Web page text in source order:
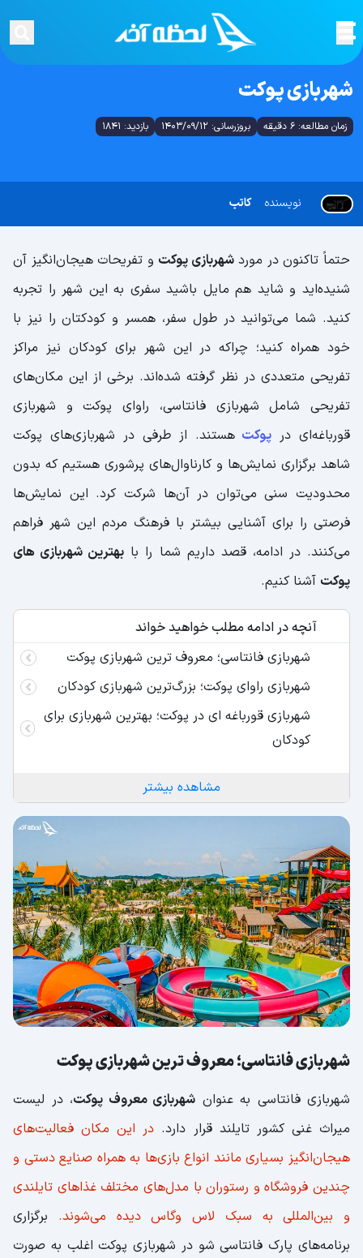
شهربازی پوکت
زمان مطالعه: 6 دقیقه بروزرسانی: 1403/09/12 بازدید: 1841
کاتب نویسنده
حتماً تاکنون در موردشهربازی پوکت و تفریحات هیجان‌انگیز آن
شنیده‌اید و شاید هم مایل باشید سفری به این شهر را تجربه
کنید. شما می‌توانید در طول سفر، همسر و کودکتان را نیز با
خود همراه کنید؛ چراکه در این شهر برای کودکان نیز مراکز
تفریحی متعددی در نظر گرفته شده‌اند. برخی از این مکان‌های
تفریحی شامل شهربازی فانتاسی، راوای پوکت و شهربازی
قورباغه‌ای در پوکت هستند. از طرفی در شهربازی‌های پوکت
شاهد برگزاری نمایش‌ها و کارناوال‌های پرشوری هستیم که بدون
محدودیت سنی می‌‌توان در آن‌ها شرکت کرد. این نمایش‌ها
فرصتی را برای آشنایی بیشتر با فرهنگ مردم این شهر فراهم
می‌کنند. در ادامه، قصد داریم شما را با بهترین شهربازی های
پوکت آشنا کنیم.
آنچه در ادامه مطلب خواهید خواند
شهربازی فانتاسی؛ معروف ترین شهربازی پوکت
شهربازی راوای پوکت؛ بزرگ‌ترین شهربازی کودکان
شهربازی قورباغه ای در پوکت؛ بهترین شهربازی برای
کودکان
مشاهده بیشتر
شهربازی فانتاسی؛ معروف ترین شهربازی پوکت
شهربازی فانتاسی به ‌عنوان شهربازی معروف پوکت، در لیست
میراث غنی کشور تایلند قرار دارد. در این مکان فعالیت‌های
هیجان‌انگیز بسیاری مانند انواع بازی‌ها به ‌همراه صنایع دستی و
چندین فروشگاه و رستوران با مدل‌های مختلف غذاهای تایلندی
و بین‌المللی به سبک لاس وگاس دیده می‌شوند. برگزاری
برنامه‌های پارک فانتاسی شو در شهربازی پوکت اغلب به صورت